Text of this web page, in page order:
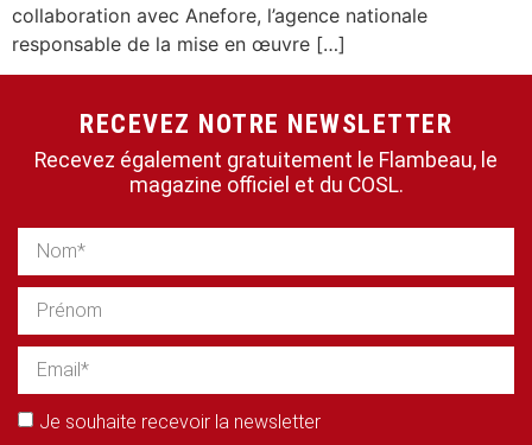
collaboration avec Anefore, l’agence nationale
responsable de la mise en œuvre […]
RECEVEZ NOTRE NEWSLETTER
Recevez également gratuitement le Flambeau, le
magazine officiel et du COSL.
Je souhaite recevoir la newsletter